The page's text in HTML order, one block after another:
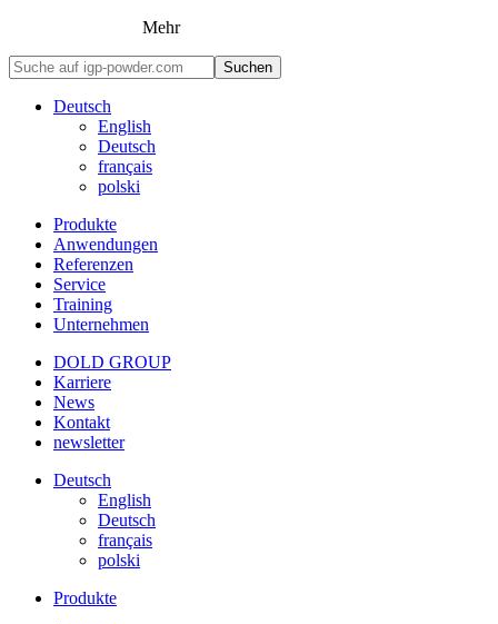
Mehr
Suchen
Deutsch
English
Deutsch
français
polski
Produkte
Anwendungen
Referenzen
Service
Training
Unternehmen
DOLD GROUP
Karriere
News
Kontakt
newsletter
Deutsch
English
Deutsch
français
polski
Produkte